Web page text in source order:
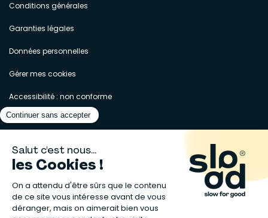
Conditions générales
Garanties légales
Données personnelles
Gérer mes cookies
Accessibilité : non conforme